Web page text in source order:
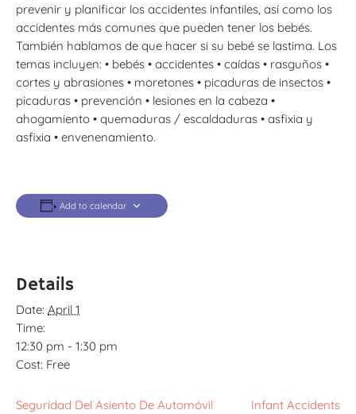
prevenir y planificar los accidentes infantiles, así como los
accidentes más comunes que pueden tener los bebés.
También hablamos de que hacer si su bebé se lastima. Los
temas incluyen: • bebés • accidentes • caídas • rasguños •
cortes y abrasiones • moretones • picaduras de insectos •
picaduras • prevención • lesiones en la cabeza •
ahogamiento • quemaduras / escaldaduras • asfixia y
asfixia • envenenamiento.
Add to calendar
Details
Date: April 1
Time:
12:30 pm - 1:30 pm
Cost: Free
Seguridad Del Asiento De Automóvil Infant Accidents